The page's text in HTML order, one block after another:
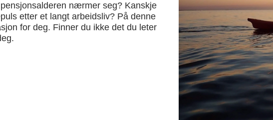
nærmer seg? Kanskje
etter et langt arbeidsliv? På denne
for deg. Finner du ikke det du leter